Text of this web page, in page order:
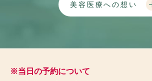
美容医療への想い
※当日の予約について